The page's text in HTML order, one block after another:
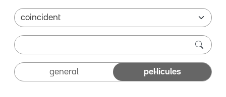
general pel·lícules